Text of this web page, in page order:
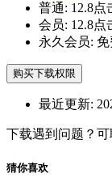
普通: 12.8点
会员: 12.8点
永久会员:
购买下载权限
最近更新:
下载遇到问题？
猜你喜欢